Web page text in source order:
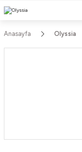
750TL ÜZERİ
Anasayfa Olyssia